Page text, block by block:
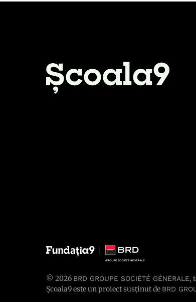
© 2026 BRD GROUPE SOCIÉTÉ GÉNÉRALE,
Școala9 este un proiect susținut de BRD